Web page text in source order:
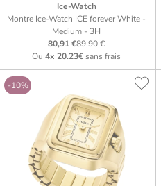
Ice-Watch
Montre Ice-Watch ICE forever White -
Medium - 3H
80,91 €89,90 €
Ou4x 20.23€sans frais
-10%